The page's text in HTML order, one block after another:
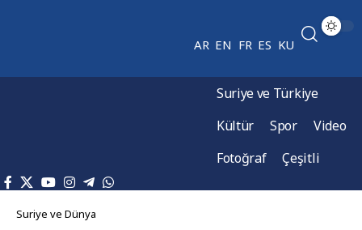
AR EN FR ES KU
Suriye ve Türkiye
Kültür
Spor
Video
Fotoğraf
Çeşitli
Suriye ve Dünya